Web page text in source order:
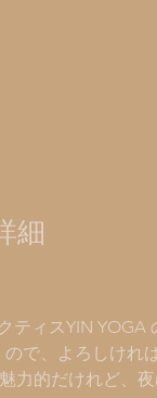
ィスYIN YOGA
で、よろしけれ
力的だけれど、